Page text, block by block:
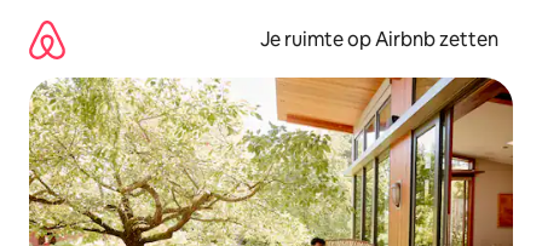
direct
naar
inhoud
Je ruimte op Airbnb zetten